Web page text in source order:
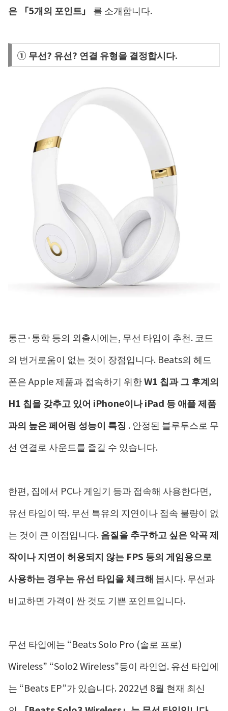
은 「5개의 포인트」
를 소개합니다.
① 무선? 유선? 연결 유형을 결정합시다.
통근·통학 등의 외출시에는, 무선 타입이 추천. 코드
의 번거로움이 없는 것이 장점입니다. Beats의 헤드
폰은 Apple 제품과 접속하기 위한W1 칩과 그 후계의
H1 칩을 갖추고 있어 iPhone이나 iPad 등 애플 제품
과의 높은 페어링 성능이 특징 . 안정된 블루투스로 무
선 연결로 사운드를 즐길 수 있습니다.
한편, 집에서 PC나 게임기 등과 접속해 사용한다면,
유선 타입이 딱. 무선 특유의 지연이나 접속 불량이 없
는 것이 큰 이점입니다.음질을 추구하고 싶은 악곡 제
작이나 지연이 허용되지 않는 FPS 등의 게임용으로
사용하는 경우는 유선 타입을 체크해 봅시다. 무선과
비교하면 가격이 싼 것도 기쁜 포인트입니다.
무선 타입에는 “Beats Solo Pro (솔로 프로)
Wireless” “Solo2 Wireless”등이 라인업. 유선 타입에
는 “Beats EP”가 있습니다. 2022년 8월 현재 최신